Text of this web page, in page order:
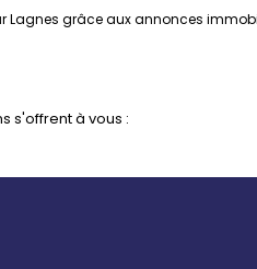
grâce aux annonces
s'offrent à vous :